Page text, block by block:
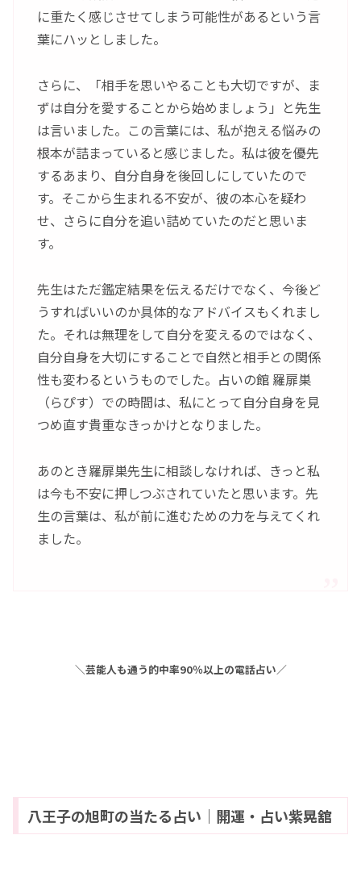
に重たく感じさせてしまう可能性があるという言
葉にハッとしました。
さらに、「相手を思いやることも大切ですが、ま
ずは自分を愛することから始めましょう」と先生
は言いました。この言葉には、私が抱える悩みの
根本が詰まっていると感じました。私は彼を優先
するあまり、自分自身を後回しにしていたので
す。そこから生まれる不安が、彼の本心を疑わ
せ、さらに自分を追い詰めていたのだと思いま
す。
先生はただ鑑定結果を伝えるだけでなく、今後ど
うすればいいのか具体的なアドバイスもくれまし
た。それは無理をして自分を変えるのではなく、
自分自身を大切にすることで自然と相手との関係
性も変わるというものでした。占いの館 羅扉巣
（らぴす）での時間は、私にとって自分自身を見
つめ直す貴重なきっかけとなりました。
あのとき羅扉巣先生に相談しなければ、きっと私
は今も不安に押しつぶされていたと思います。先
生の言葉は、私が前に進むための力を与えてくれ
ました。
＼芸能人も通う的中率90％以上の電話占い／
八王子の旭町の当たる占い｜開運・占い紫晃舘